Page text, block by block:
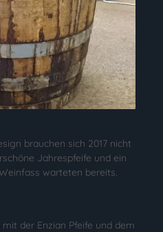
brauchen sich 2017 nicht
Jahrespfeife und ein
warteten bereits.
der Enzian Pfeife und dem